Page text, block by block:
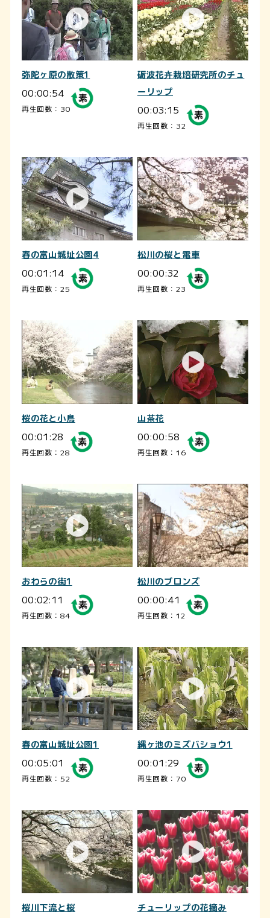
弥陀ヶ原の散策1
00:00:54
再生回数：30
砺波花卉栽培研究所のチュ
ーリップ
00:03:15
再生回数：32
春の富山城址公園4
00:01:14
再生回数：25
松川の桜と電車
00:00:32
再生回数：23
桜の花と小鳥
00:01:28
再生回数：28
山茶花
00:00:58
再生回数：16
おわらの街1
00:02:11
再生回数：84
松川のブロンズ
00:00:41
再生回数：12
春の富山城址公園1
00:05:01
再生回数：52
縄ヶ池のミズバショウ1
00:01:29
再生回数：70
桜川下流と桜 チューリップの花摘み